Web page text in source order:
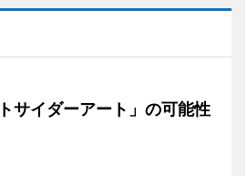
サイダーアート」の可能性